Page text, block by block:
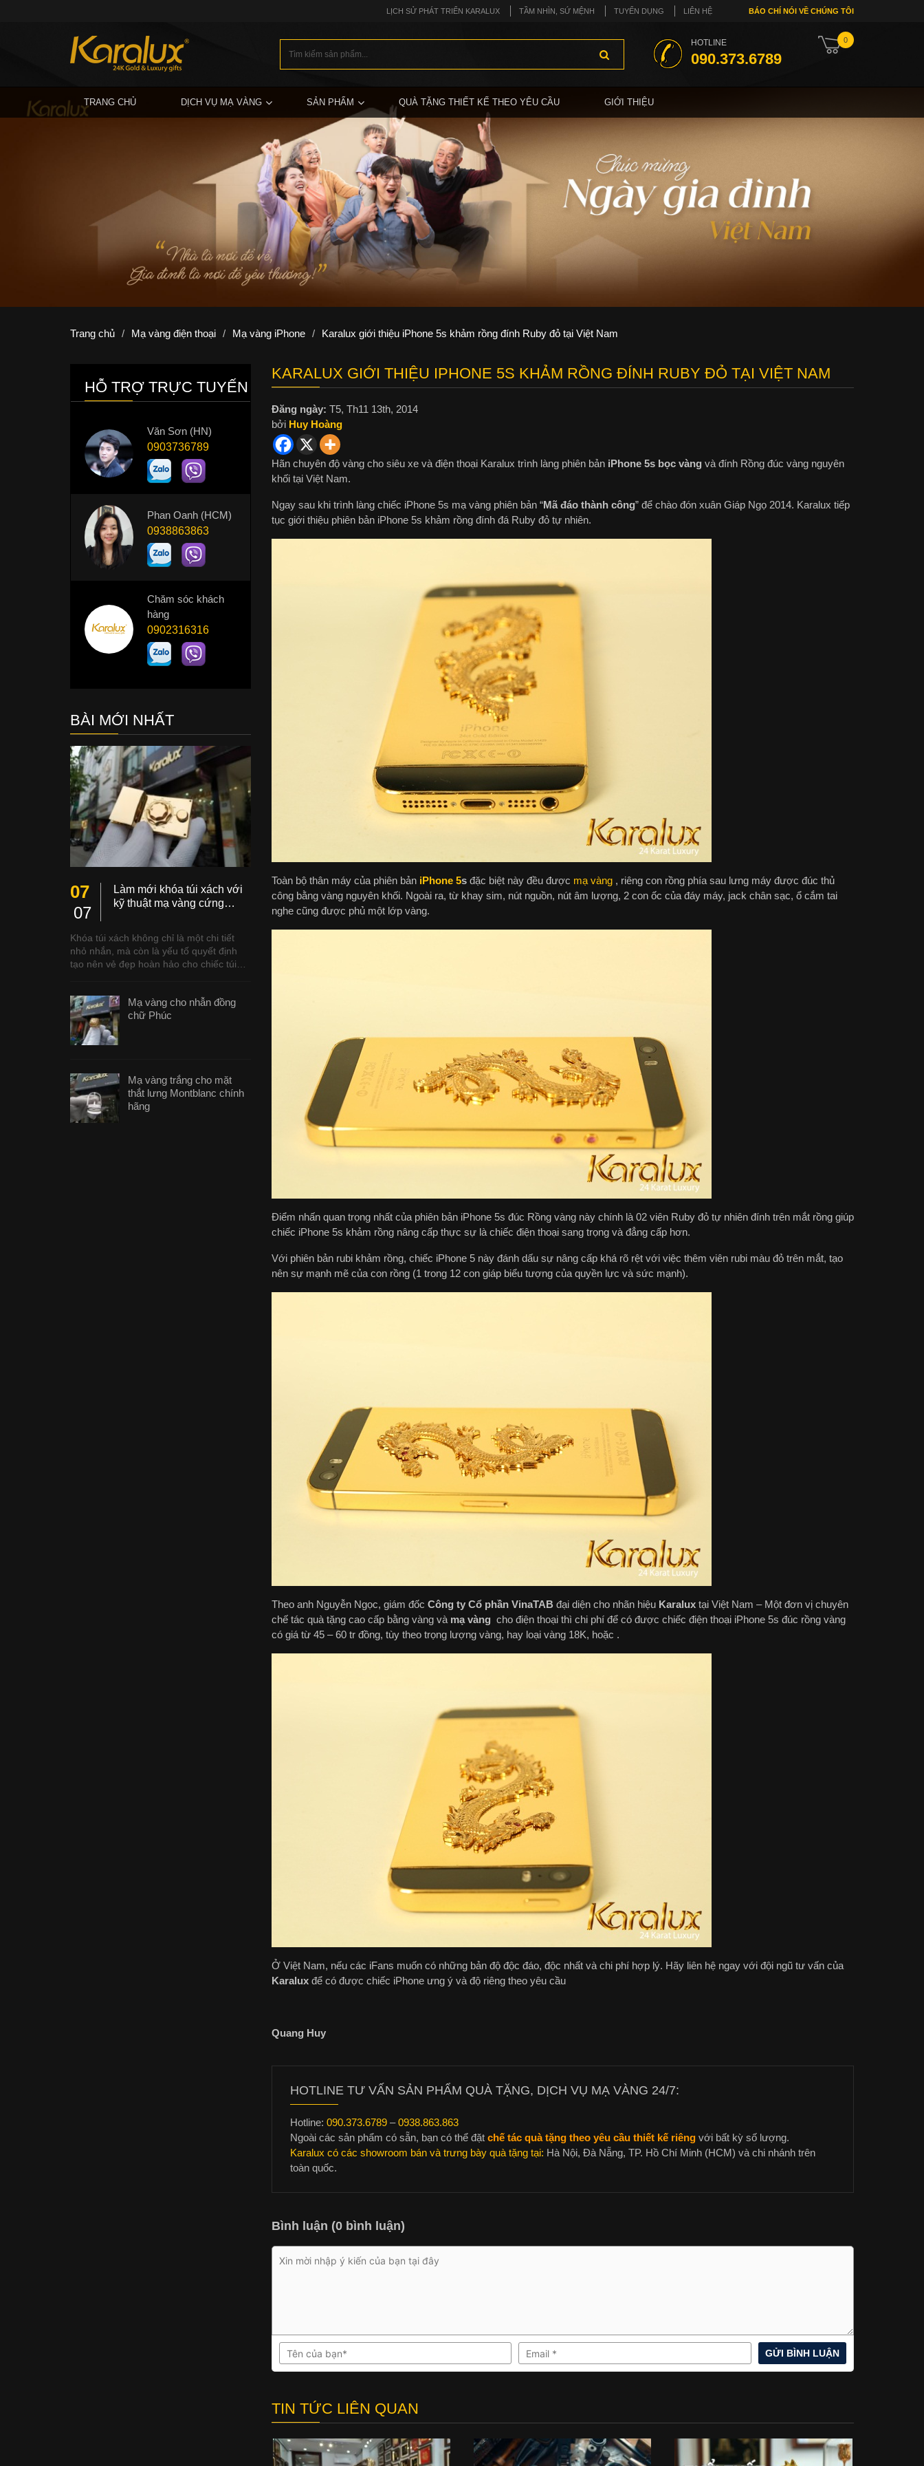
LỊCH SỬ PHÁT TRIỂN KARALUX TẦM NHÌN, SỨ MỆNH TUYỂN DỤNG LIÊN HỆ BÁO CHÍ NÓI VỀ CHÚNG TÔI
HOTLINE
090.373.6789
0
TRANG CHỦ DỊCH VỤ MẠ VÀNG SẢN PHẨM QUÀ TẶNG THIẾT KẾ THEO YÊU CẦU GIỚI THIỆU
Trang chủ / Mạ vàng điện thoại / Mạ vàng iPhone / Karalux giới thiệu iPhone 5s khảm rồng đính Ruby đỏ tại Việt Nam
KARALUX GIỚI THIỆU IPHONE 5S KHẢM RỒNG ĐÍNH RUBY ĐỎ TẠI VIỆT NAM
Đăng ngày: T5, Th11 13th, 2014
bởi Huy Hoàng
Hãn chuyên độ vàng cho siêu xe và điện thoại Karalux trình làng phiên bản iPhone 5s bọc vàng và đính Rồng đúc vàng nguyên
khối tại Việt Nam.
Ngay sau khi trình làng chiếc iPhone 5s mạ vàng phiên bản “Mã đáo thành công” để chào đón xuân Giáp Ngọ 2014. Karalux tiếp
tục giới thiệu phiên bản iPhone 5s khảm rồng đính đá Ruby đỏ tự nhiên.
Toàn bộ thân máy của phiên bản iPhone 5sđặc biệt này đều được mạ vàng, riêng con rồng phía sau lưng máy được đúc thủ
công bằng vàng nguyên khối. Ngoài ra, từ khay sim, nút nguồn, nút âm lượng, 2 con ốc của đáy máy, jack chân sạc, ổ cắm tai
nghe cũng được phủ một lớp vàng.
Điểm nhấn quan trọng nhất của phiên bản iPhone 5s đúc Rồng vàng này chính là 02 viên Ruby đỏ tự nhiên đính trên mắt rồng giúp
chiếc iPhone 5s khảm rồng nâng cấp thực sự là chiếc điện thoại sang trọng và đẳng cấp hơn.
Với phiên bản rubi khảm rồng, chiếc iPhone 5 này đánh dấu sự nâng cấp khá rõ rệt với việc thêm viên rubi màu đỏ trên mắt, tạo
nên sự mạnh mẽ của con rồng (1 trong 12 con giáp biểu tượng của quyền lực và sức mạnh).
Theo anh Nguyễn Ngọc, giám đốc Công ty Cổ phần VinaTAB đại diện cho nhãn hiệu Karaluxtại Việt Nam – Một đơn vị chuyên
chế tác quà tặng cao cấp bằng vàng và mạ vàng cho điện thoại thì chi phí để có được chiếc điện thoại iPhone 5s đúc rồng vàng
có giá từ 45 – 60 tr đồng, tùy theo trọng lượng vàng, hay loại vàng 18K, hoặc .
Ở Việt Nam, nếu các iFans muốn có những bản độ độc đáo, độc nhất và chi phí hợp lý. Hãy liên hệ ngay với đội ngũ tư vấn của
Karaluxđể có được chiếc iPhone ưng ý và độ riêng theo yêu cầu
Quang Huy
HOTLINE TƯ VẤN SẢN PHẨM QUÀ TẶNG, DỊCH VỤ MẠ VÀNG 24/7:
Hotline: 090.373.6789–0938.863.863
Ngoài các sản phẩm có sẵn, bạn có thể đặt chế tác quà tặng theo yêu cầu thiết kế riêngvới bất kỳ số lượng.
Karalux có các showroom bán và trưng bày quà tặng tại: Hà Nội, Đà Nẵng, TP. Hồ Chí Minh (HCM) và chi nhánh trên
toàn quốc.
Bình luận (0 bình luận)
TIN TỨC LIÊN QUAN
HỖ TRỢ TRỰC TUYẾN
Văn Sơn (HN)
0903736789
Phan Oanh (HCM)
0938863863
Chăm sóc khách
hàng
0902316316
BÀI MỚI NHẤT
07
07
Làm mới khóa túi xách với
kỹ thuật mạ vàng cứng…
Khóa túi xách không chỉ là một chi tiết
nhỏ nhắn, mà còn là yếu tố quyết định
tạo nên vẻ đẹp hoàn hảo cho chiếc túi…
Mạ vàng cho nhẫn đồng
chữ Phúc
Mạ vàng trắng cho mặt
thắt lưng Montblanc chính
hãng